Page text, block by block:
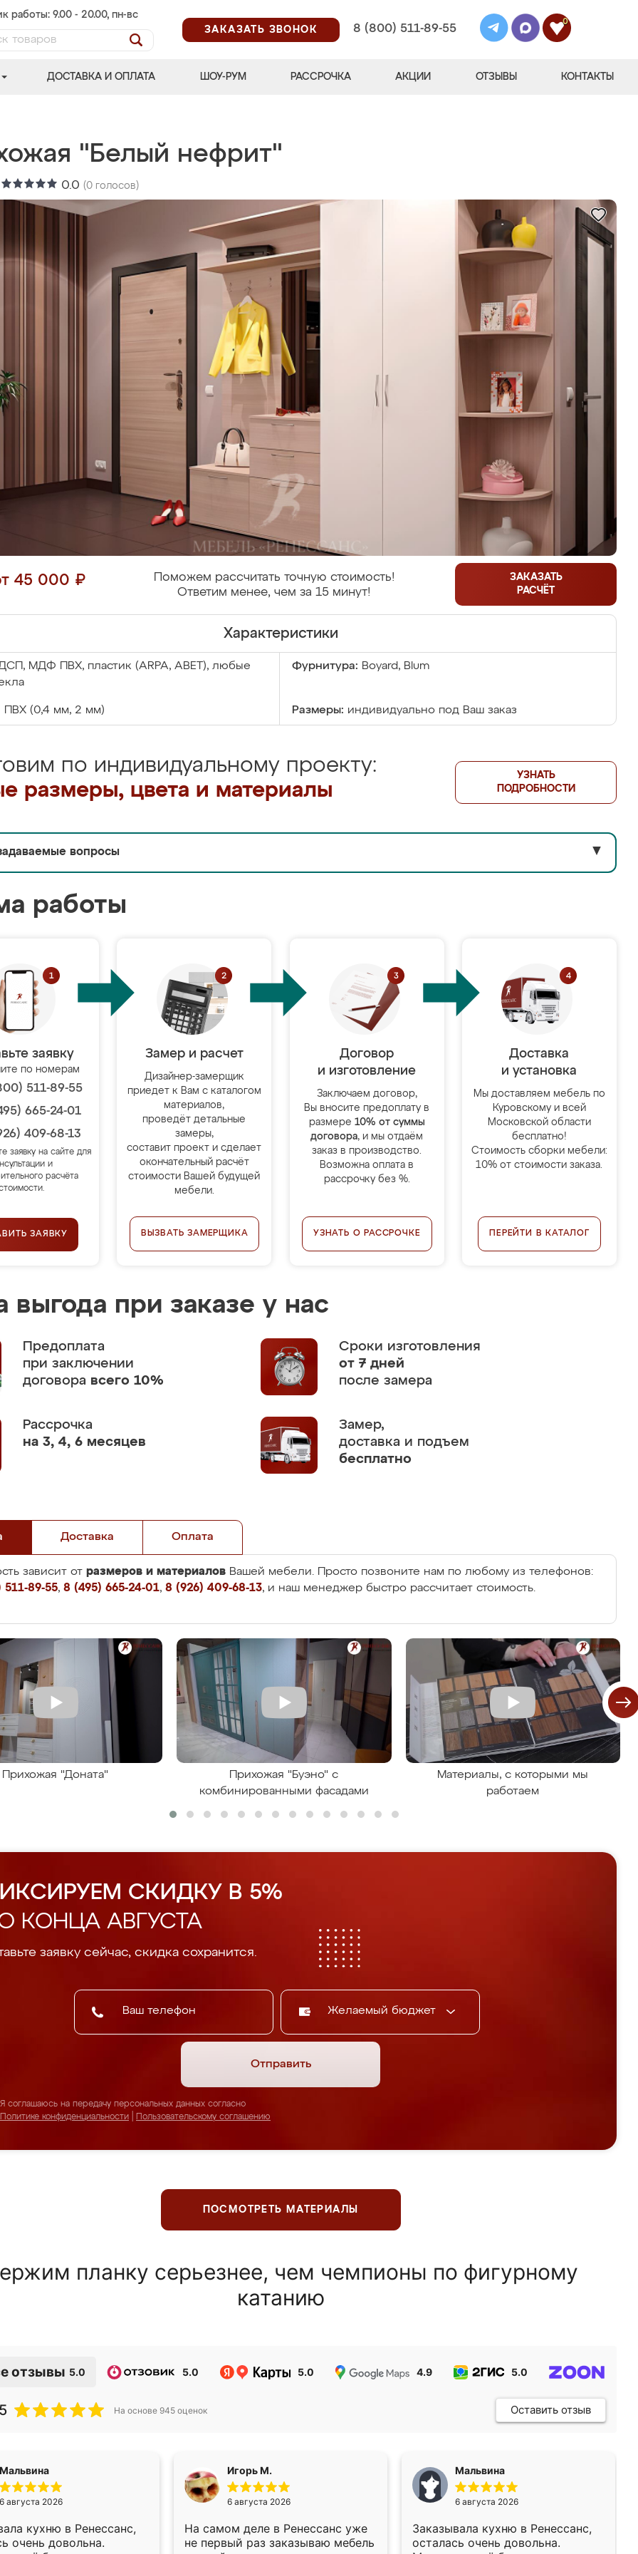
работы: 9.00 - 20.00, пн-вс
ЗАКАЗАТЬ ЗВОНОК
8 (800) 511-89-55
0
ДОСТАВКА И ОПЛАТА ШОУ-РУМ РАССРОЧКА АКЦИИ ОТЗЫВЫ КОНТАКТЫ
"Белый нефрит"
0.0 (0 голосов)
45 000 ₽
Поможем рассчитать точную стоимость!
Ответим менее, чем за 15 минут!
ЗАКАЗАТЬ
РАСЧЁТ
Характеристики
МДФ ПВХ, пластик (ARPA, ABET), любые
Фурнитура: Boyard, Blum
ПВХ (0,4 мм, 2 мм) Размеры: индивидуально под Ваш заказ
по индивидуальному проекту:
размеры, цвета и материалы
УЗНАТЬ
ПОДРОБНОСТИ
вопросы ▼
работы
заявку
по номерам
511-89-55
665-24-01
409-68-13
заявку на сайте для
и
расчёта
ЗАЯВКУ
Замер и расчет
Дизайнер-замерщик
приедет к Вам с каталогом
материалов,
проведёт детальные
замеры,
составит проект и сделает
окончательный расчёт
стоимости Вашей будущей
мебели.
ВЫЗВАТЬ ЗАМЕРЩИКА
Договор
и изготовление
Заключаем договор,
Вы вносите предоплату в
размере 10% от суммы
договора, и мы отдаём
заказ в производство.
Возможна оплата в
рассрочку без %.
УЗНАТЬ О РАССРОЧКЕ
Доставка
и установка
Мы доставляем мебель по
Куровскому и всей
Московской области
бесплатно!
Стоимость сборки мебели:
10% от стоимости заказа.
ПЕРЕЙТИ В КАТАЛОГ
выгода при заказе у нас
Предоплата
при заключении
договора всего 10%
Сроки изготовления
от 7 дней
после замера
Рассрочка
на 3, 4, 6 месяцев
Замер,
доставка и подъем
бесплатно
Доставка Оплата
зависит от размеров и материалов Вашей мебели. Просто позвоните нам по любому из телефонов:
89-55, 8 (495) 665-24-01, 8 (926) 409-68-13, и наш менеджер быстро рассчитает стоимость.
Прихожая "Доната"
Прихожая "Буэно" с
комбинированными фасадами
Материалы, с которыми мы
работаем
СКИДКУ В 5%
КОНЦА АВГУСТА
заявку сейчас, скидка сохранится.
Желаемый бюджет
Отправить
Я соглашаюсь на передачу персональных данных согласно
Политике конфиденциальности
Пользовательскому соглашению
ПОСМОТРЕТЬ МАТЕРИАЛЫ
планку серьезнее, чем чемпионы по фигурному
катанию
отзывы 5.0 5.0 5.0 4.9 5.0
На основе 945 оценок Оставить отзыв
Мальвина
6 августа 2026
кухню в Ренессанс,
очень довольна.
Игорь М.
6 августа 2026
На самом деле в Ренессанс уже
не первый раз заказываю мебель
Мальвина
6 августа 2026
Заказывала кухню в Ренессанс,
осталась очень довольна.